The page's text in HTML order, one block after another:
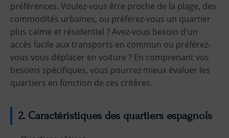
préférences. Voulez-vous être proche de la plage, des
commodités urbaines, ou préférez-vous un quartier
plus calme et résidentiel ? Avez-vous besoin d'un
accès facile aux transports en commun ou préférez-
vous vous déplacer en voiture ? En comprenant vos
besoins spécifiques, vous pourrez mieux évaluer les
quartiers en fonction de ces critères.
2. Caractéristiques des quartiers espagnols